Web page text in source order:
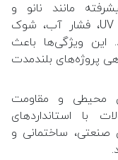
مانند نانو و
پلیمرهای اصلاح‌شده، مقاومت در برابر UV، فشار آب، شوک
این ویژگی‌ها باعث
پروژه‌های بلندمدت
محیطی و مقاومت
با استانداردهای
صنعتی، ساختمانی و